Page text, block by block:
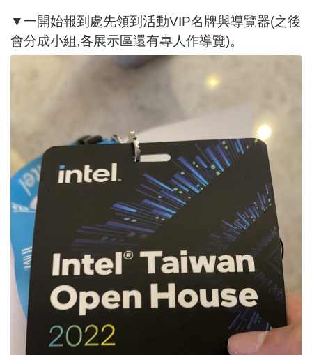
▼一開始報到處先領到活動VIP名牌與導覽器(之後
會分成小組,各展示區還有專人作導覽)。